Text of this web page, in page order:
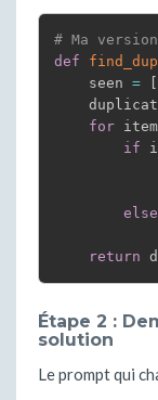
# Ma
def
    seen
=
for item
if
else
return
Étape 2 :
solution
Le prompt qui